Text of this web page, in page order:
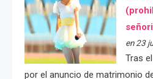
en 23
Tras
por el anuncio de matrimonio